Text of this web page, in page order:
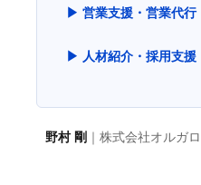
▶ 営業支援・営業代行
▶ 人材紹介・採用支援
野村 剛 ｜株式会社オルガ